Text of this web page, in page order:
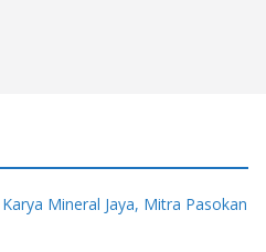
Mineral Jaya, Mitra Pasokan